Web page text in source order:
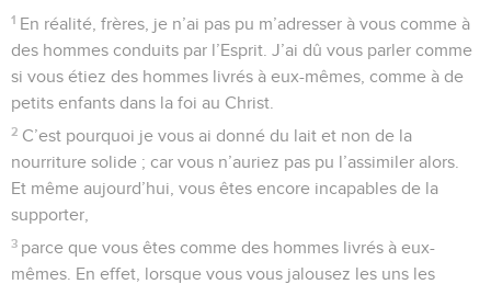
1 En réalité, frères, je n’ai pas pu m’adresser à vous comme à
des hommes conduits par l’Esprit. J’ai dû vous parler comme
si vous étiez des hommes livrés à eux-mêmes, comme à de
petits enfants dans la foi au Christ.
2 C’est pourquoi je vous ai donné du lait et non de la
nourriture solide ; car vous n’auriez pas pu l’assimiler alors.
Et même aujourd’hui, vous êtes encore incapables de la
supporter,
3 parce que vous êtes comme des hommes livrés à eux-
mêmes. En effet, lorsque vous vous jalousez les uns les